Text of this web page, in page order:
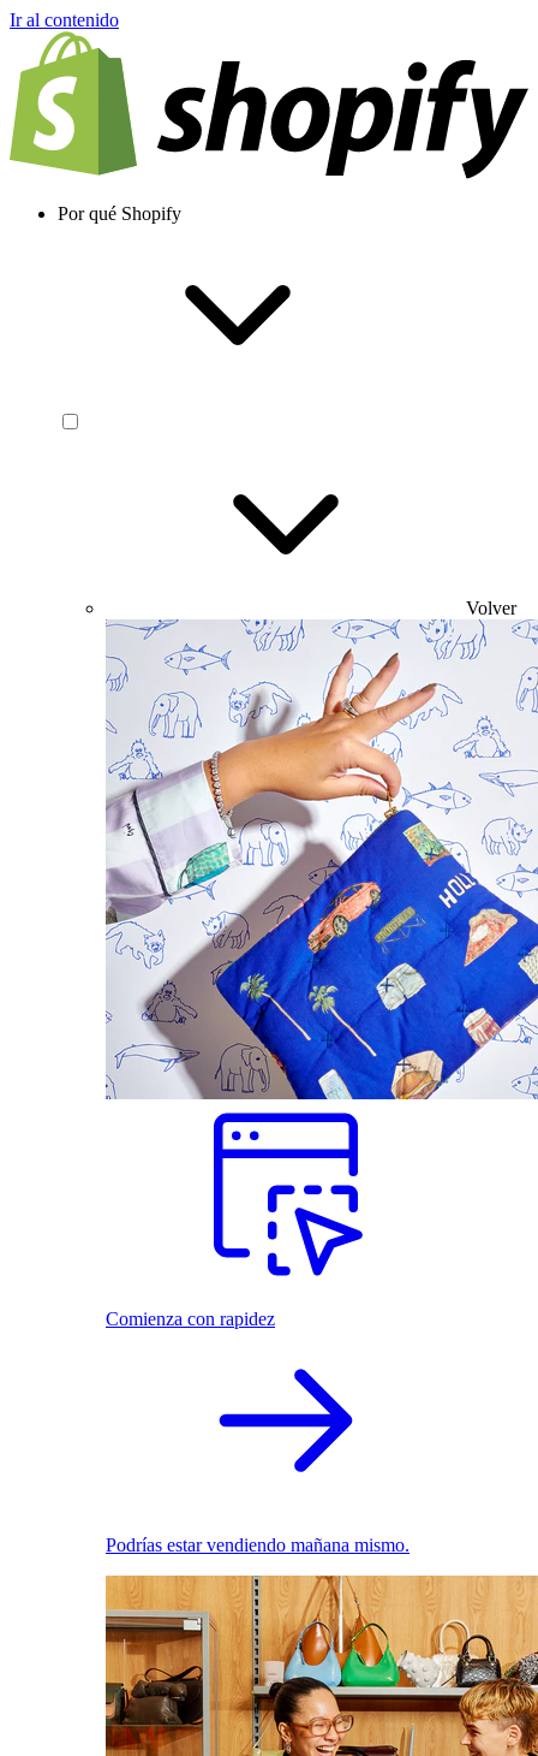
Ir al contenido
Por qué Shopify
Volver
Comienza con rapidez
Podrías estar vendiendo mañana mismo.